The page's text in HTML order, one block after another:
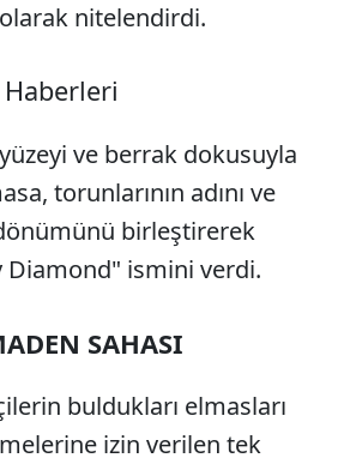
nitelendirdi.
ve berrak dokusuyla
torunlarının adını ve
birleştirerek
Diamond" ismini verdi.
SAHASI
buldukları elmasları
izin verilen tek